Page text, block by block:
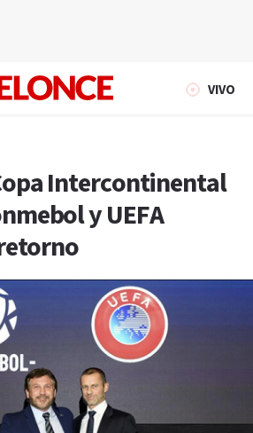
VIVO
Intercontinental
y UEFA